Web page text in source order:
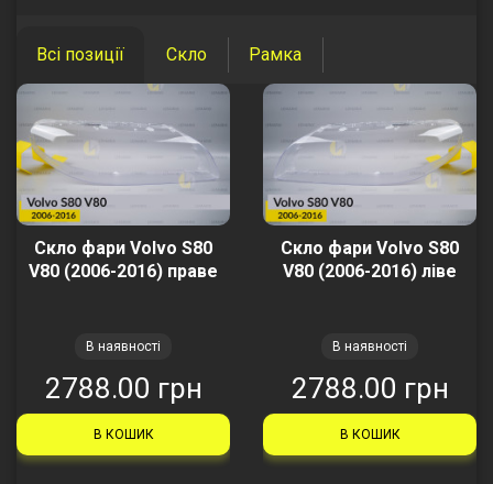
Всі позиції Скло Рамка
Скло фари Volvo S80
V80 (2006-2016) праве
В наявності
2788.00 грн
В КОШИК
Скло фари Volvo S80
V80 (2006-2016) ліве
В наявності
2788.00 грн
В КОШИК